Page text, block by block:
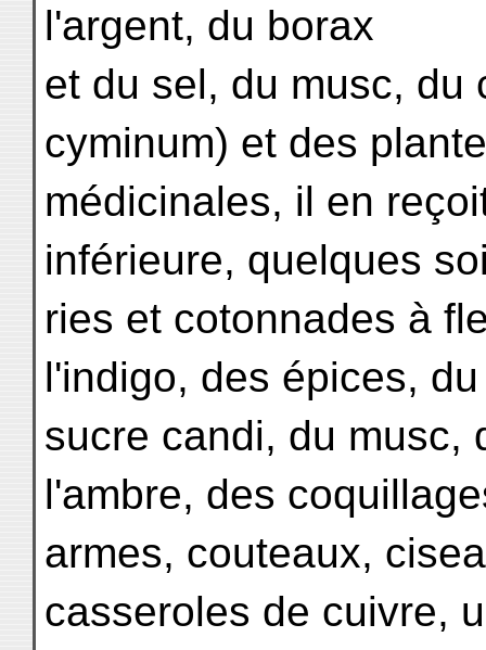
l'argent, du borax
et du sel, du musc, du
cyminum) et des
médicinales, il en
inférieure, quelques
ries et cotonnades à
l'indigo, des épices, du
sucre candi, du musc,
l'ambre, des
armes, couteaux,
casseroles de cuivre,